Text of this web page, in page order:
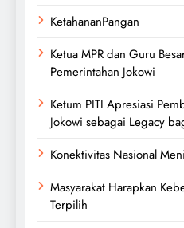
KetahananPangan
Ketua MPR dan Guru
Pemerintahan Jokowi
Ketum PITI Apresiasi
Jokowi sebagai Legacy
Konektivitas Nasional
Masyarakat Harapkan
Terpilih